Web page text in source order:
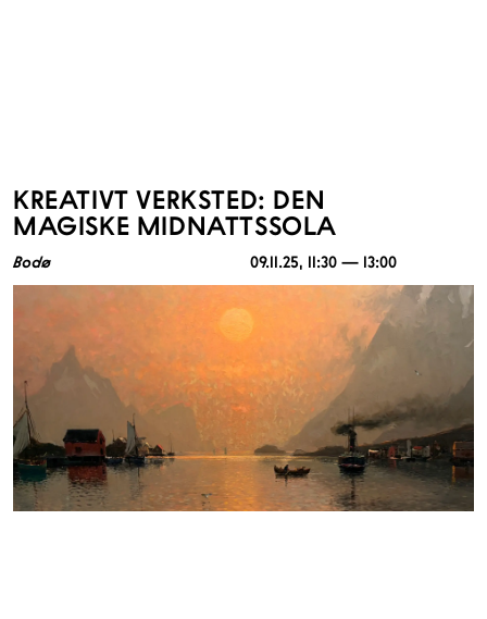
KREATIVT VERKSTED: DEN
MAGISKE MIDNATTSSOLA
Bodø 09.11.25, 11:30 — 13:00